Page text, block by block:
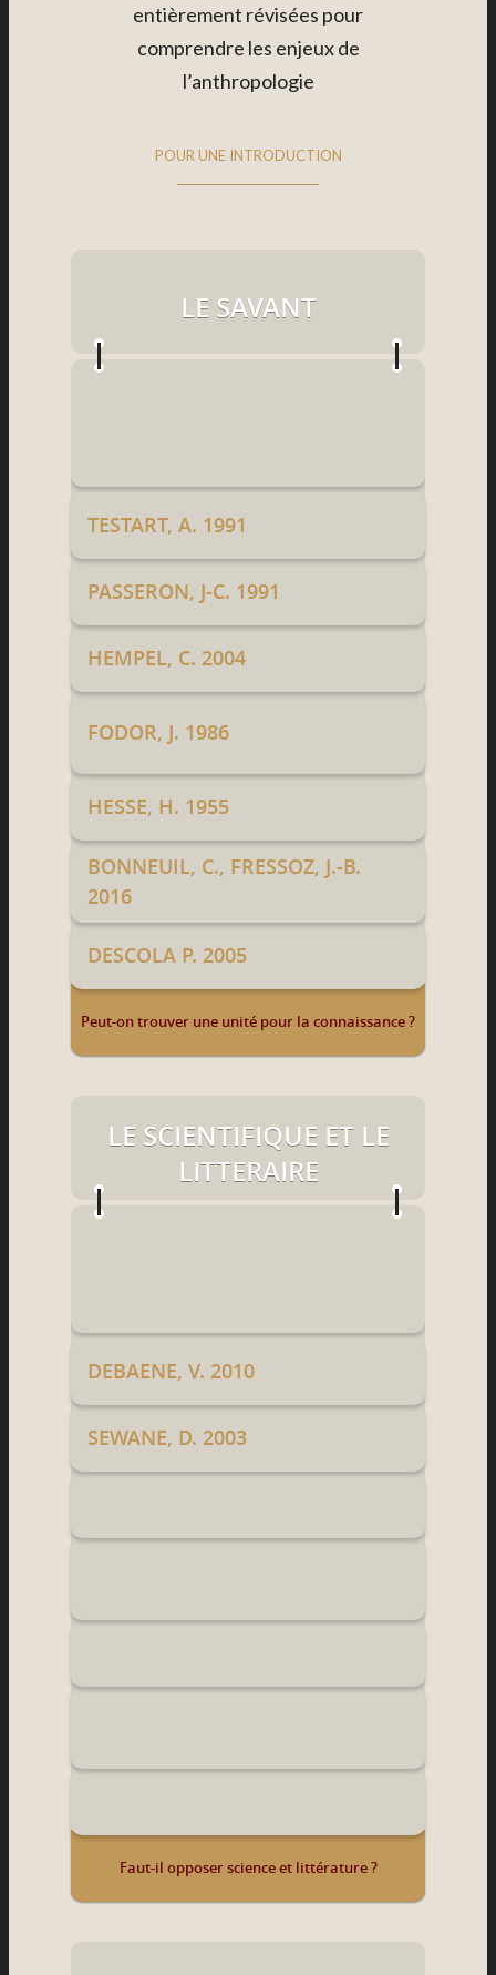
entièrement révisées pour
comprendre les enjeux de
l’anthropologie
POUR UNE INTRODUCTION
LE SAVANT
TESTART, A. 1991
PASSERON, J-C. 1991
HEMPEL, C. 2004
FODOR, J. 1986
HESSE, H. 1955
BONNEUIL, C., FRESSOZ, J.-B.
2016
DESCOLA P. 2005
Peut-on trouver une unité pour la connaissance ?
LE SCIENTIFIQUE ET LE
LITTERAIRE
DEBAENE, V. 2010
SEWANE, D. 2003
Faut-il opposer science et littérature ?